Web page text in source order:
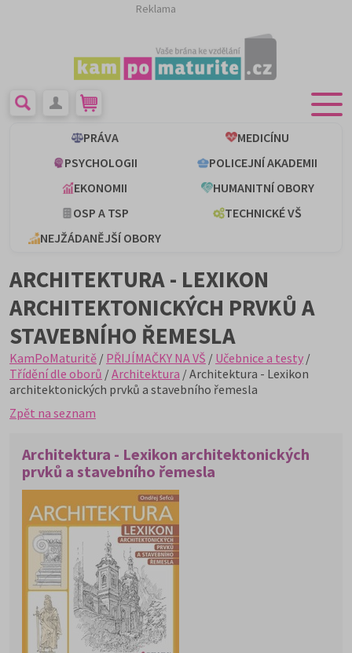
Reklama
PRÁVA
MEDICÍNU
PSYCHOLOGII
POLICEJNÍ AKADEMII
EKONOMII
HUMANITNÍ OBORY
OSP A TSP
TECHNICKÉ VŠ
NEJŽÁDANĚJŠÍ OBORY
ARCHITEKTURA - LEXIKON
ARCHITEKTONICKÝCH PRVKŮ A
STAVEBNÍHO ŘEMESLA
KamPoMaturitě / PŘIJÍMAČKY NA VŠ / Učebnice a testy /
Třídění dle oborů /Architektura / Architektura - Lexikon
architektonických prvků a stavebního řemesla
Zpět na seznam
Architektura - Lexikon architektonických
prvků a stavebního řemesla